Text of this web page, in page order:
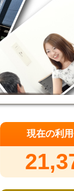
現在の利